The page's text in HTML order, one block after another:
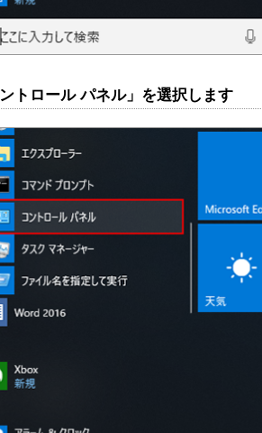
トロール パネル」を選択します